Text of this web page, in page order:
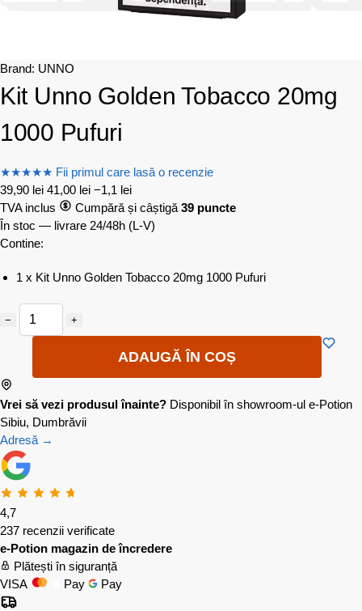
Brand: UNNO
Kit Unno Golden Tobacco 20mg
1000 Pufuri
★★★★★ Fii primul care lasă o recenzie
39,90 lei 41,00 lei −1,1 lei
TVA inclus
Cumpără și câștigă 39 puncte
În stoc — livrare 24/48h (L-V)
Contine:
1 x Kit Unno Golden Tobacco 20mg 1000 Pufuri
− +
ADAUGĂ ÎN COȘ
Vrei să vezi produsul înainte? Disponibil în showroom-ul e-Potion
Sibiu, Dumbrăvii
Adresă →
4,7
237 recenzii verificate
e-Potion magazin de încredere
Plătești în siguranță
VISA
Pay Pay